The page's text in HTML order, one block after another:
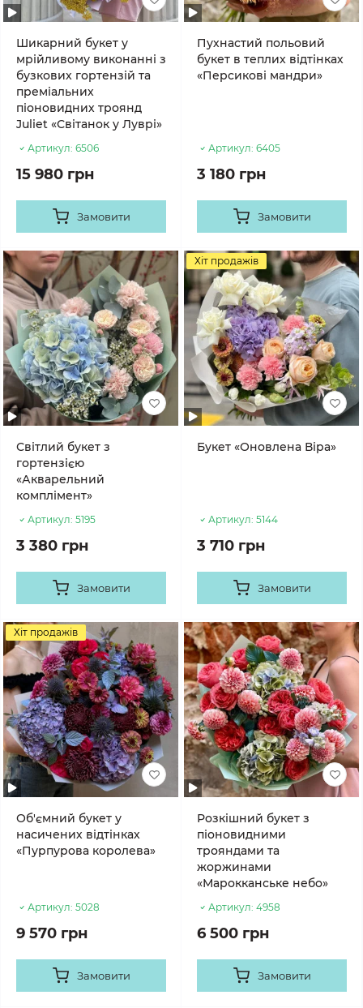
Шикарний букет у
мрійливому виконанні з
бузкових гортензій та
преміальних
піоновидних троянд
Juliet «Світанок у Луврі»
Артикул: 6506
15 980 грн
Замовити
Пухнастий польовий
букет в теплих відтінках
«Персикові мандри»
Артикул: 6405
3 180 грн
Замовити
Світлий букет з
гортензією
«Акварельний
комплімент»
Артикул: 5195
3 380 грн
Замовити
Хіт продажів
Букет «Оновлена Віра»
Артикул: 5144
3 710 грн
Замовити
Хіт продажів
Об'ємний букет у
насичених відтінках
«Пурпурова королева»
Артикул: 5028
9 570 грн
Замовити
Розкішний букет з
піоновидними
трояндами та
жоржинами
«Марокканське небо»
Артикул: 4958
6 500 грн
Замовити